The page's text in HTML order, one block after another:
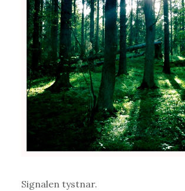
Signalen tystnar.